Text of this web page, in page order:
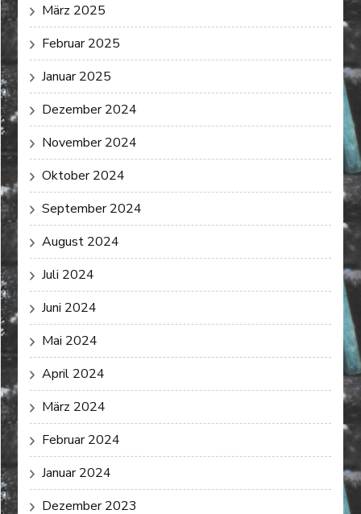
März 2025
Februar 2025
Januar 2025
Dezember 2024
November 2024
Oktober 2024
September 2024
August 2024
Juli 2024
Juni 2024
Mai 2024
April 2024
März 2024
Februar 2024
Januar 2024
Dezember 2023